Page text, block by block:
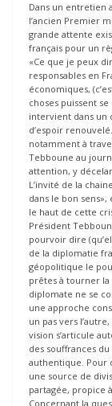
Dans un entretien
l’ancien Premier
grande attente
français pour un
«Ce que je peux
responsables en
économiques,
choses puissent
intervient dans un
d’espoir
notamment à
Tebboune au
attention, y
L’invité de la
dans le bon
le haut de cette
Président
pourvoir dire
de la diplomatie
géopolitique le
prêtes à tourner la
diplomate ne se
une approche
un pas vers
vision s’articule
des souffrances
authentique. Pour
une source de
partagée, propice
Concernant la